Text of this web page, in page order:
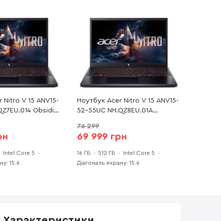
Nitro V 15 ANV15-
Obsidian
/ DDR4 16 ГБ /
ГБ / GeForce RTX
Intel Core 5
15.6
Ноутбук Acer Nitro V 15 ANV15-
52-55UC NH.QZ8EU.01A
/ Intel Core 5 / 210H / DDR4 16
ГБ / PCI-E SSD 512 ГБ /
GeForce RTX 5060
76 299
69 999 грн
16 ГБ 512 ГБ
Intel Core 5
Діагональ екрану: 15.6